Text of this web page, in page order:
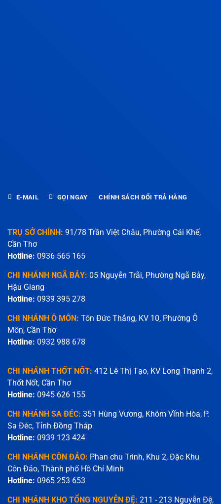
TRỤ SỞ CHÍNH: 91/78 Trần Việt Châu, Phường Cái Khế,
Cần Thơ
Hotline: 0936 565 165
CHI NHÁNH NGÃ BẢY: 05 Nguyễn Trãi, Phường Ngã Bảy,
Hậu Giang
Hotline: 0939 395 278
CHI NHÁNH Ô MÔN: Tôn Đức Thắng, KV 10, Phường Ô
Môn, Cần Thơ
Hotline: 0932 988 678
CHI NHÁNH THỐT NỐT: 412 Lê Thị Tạo, KV Long Thạnh 2,
Thốt Nốt, Cần Thơ
Hotline: 0945 626 155
CHI NHÁNH SA ĐÉC: 351 Hùng Vương, Khóm Vĩnh Hóa, P.
Sa Đéc, Tỉnh Đồng Tháp
Hotline: 0939 123 424
CHI NHÁNH CÔN ĐẢO: Phan chu Trinh, Khu 2, Đặc Khu
Côn Đảo, Thành phố Hồ Chí Minh
Hotline: 0965 253 653
CHI NHÁNH KHO TỔNG NGUYỄN ĐỆ: 211 - 213 Nguyễn Đệ,
E-MAIL GỌI NGAY CHÍNH SÁCH ĐỔI TRẢ HÀNG